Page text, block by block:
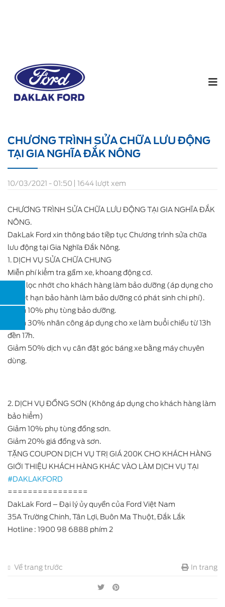
Home Tin tức
CHƯƠNG TRÌNH SỬA CHỮA LƯU ĐỘNG
TẠI GIA NGHĨA ĐẮK NÔNG
10/03/2021 - 01:50 1644 lượt xem
CHƯƠNG TRÌNH SỬA CHỮA LƯU ĐỘNG TẠI GIA NGHĨA ĐẮK
NÔNG.
DakLak Ford xin thông báo tiếp tục Chương trình sửa chữa
lưu động tại Gia Nghĩa Đắk Nông.
1. DỊCH VỤ SỬA CHỮA CHUNG
Miễn phí kiểm tra gầm xe, khoang động cơ.
Tặng lọc nhớt cho khách hàng làm bảo dưỡng (áp dụng cho
xe hết hạn bảo hành làm bảo dưỡng có phát sinh chi phí).
Giảm 10% phụ tùng bảo dưỡng.
Giảm 30% nhân công áp dụng cho xe làm buổi chiều từ 13h
đến 17h.
Giảm 50% dịch vụ cân đặt góc báng xe bằng máy chuyên
dùng.
2. DỊCH VỤ ĐỒNG SƠN (Không áp dụng cho khách hàng làm
bảo hiểm)
Giảm 10% phụ tùng đồng sơn.
Giảm 20% giá đồng và sơn.
TẶNG COUPON DỊCH VỤ TRỊ GIÁ 200K CHO KHÁCH HÀNG
GIỚI THIỆU KHÁCH HÀNG KHÁC VÀO LÀM DỊCH VỤ TẠI
#DAKLAKFORD
================
DakLak Ford – Đại lý ủy quyền của Ford Việt Nam
35A Trường Chinh, Tân Lợi, Buôn Ma Thuột, Đắk Lắk
Hotline : 1900 98 6888 phím 2
Về trang trước In trang